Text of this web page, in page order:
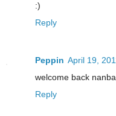
:)
Reply
Peppin April 19,
welcome back
Reply